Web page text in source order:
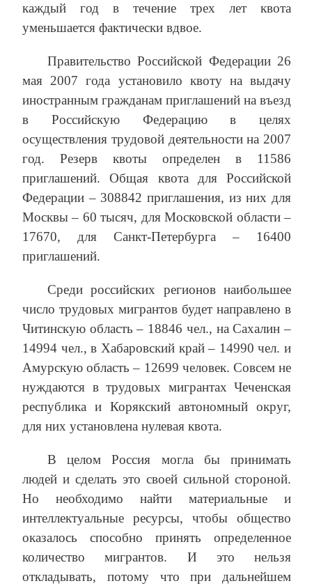
каждый год в течение трех лет квота
уменьшается фактически вдвое.
Правительство Российской Федерации 26
мая 2007 года установило квоту на выдачу
иностранным гражданам приглашений на въезд
в Российскую Федерацию в целях
осуществления трудовой деятельности на 2007
год. Резерв квоты определен в 11586
приглашений. Общая квота для Российской
Федерации – 308842 приглашения, из них для
Москвы – 60 тысяч, для Московской области –
17670, для Санкт-Петербурга – 16400
приглашений.
Среди российских регионов наибольшее
число трудовых мигрантов будет направлено в
Читинскую область – 18846 чел., на Сахалин –
14994 чел., в Хабаровский край – 14990 чел. и
Амурскую область – 12699 человек. Совсем не
нуждаются в трудовых мигрантах Чеченская
республика и Корякский автономный округ,
для них установлена нулевая квота.
В целом Россия могла бы принимать
людей и сделать это своей сильной стороной.
Но необходимо найти материальные и
интеллектуальные ресурсы, чтобы общество
оказалось способно принять определенное
количество мигрантов. И это нельзя
откладывать, потому что при дальнейшем